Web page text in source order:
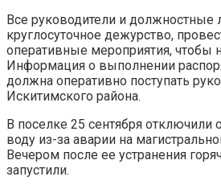
Все руководители и должностные
круглосуточное дежурство,
оперативные мероприятия, чтобы
Информация о выполнении
должна оперативно поступать
Искитимского района.
В поселке 25 сентября отключили
воду из-за аварии на
Вечером после ее устранения
запустили.